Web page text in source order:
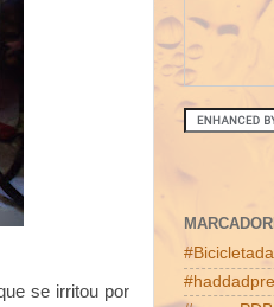
se irritou por
#Bicicletada